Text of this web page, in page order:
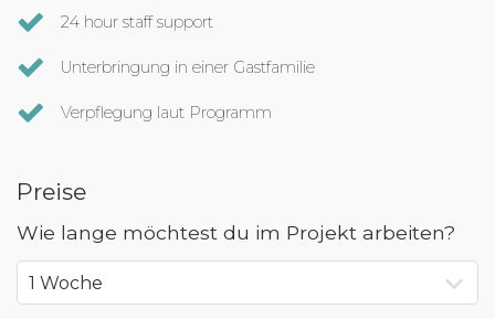
24 hour staff support
Unterbringung in einer Gastfamilie
Verpflegung laut Programm
Preise
Wie lange möchtest du im Projekt arbeiten?